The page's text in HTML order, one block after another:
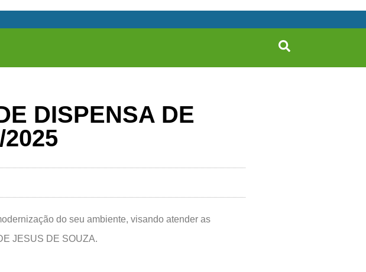
DISPENSA DE
2025
do seu ambiente, visando atender as
JESUS DE SOUZA.